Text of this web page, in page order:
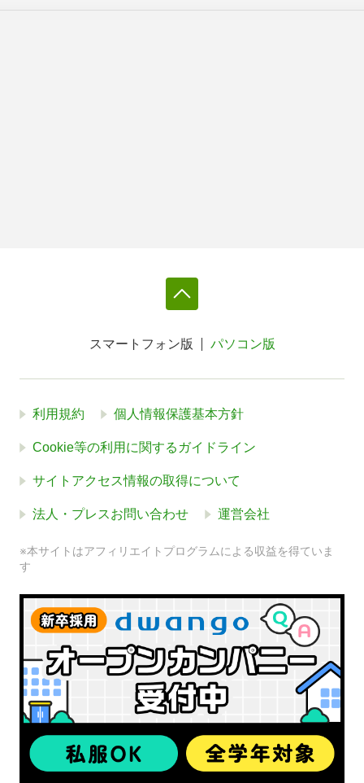
スマートフォン版 パソコン版
利用規約 個人情報保護基本方針
Cookie等の利用に関するガイドライン
サイトアクセス情報の取得について
法人・プレスお問い合わせ 運営会社
※本サイトはアフィリエイトプログラムによる収益を得ていま
す